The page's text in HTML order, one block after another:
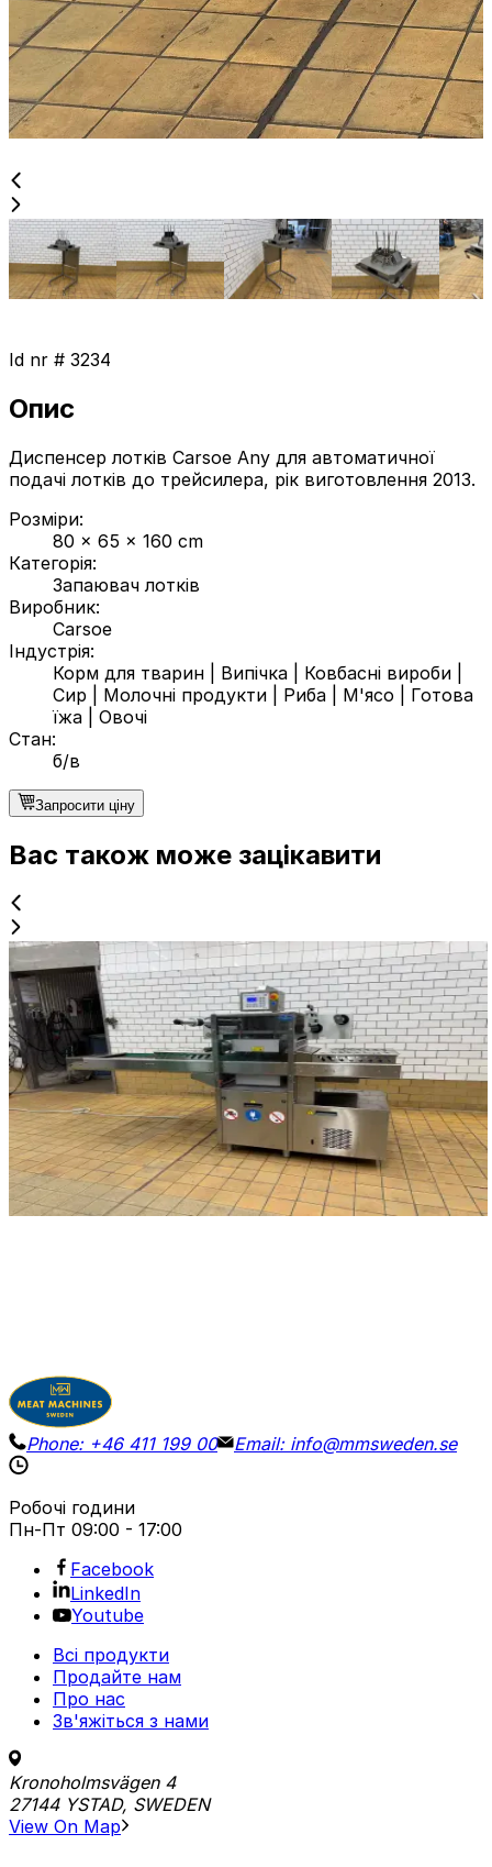
Id nr # 3234
Опис
Диспенсер лотків Carsoe Any для автоматичної
подачі лотків до трейсилера, рік виготовлення 2013.
Розміри:
80 x 65 x 160 cm
Категорія:
Запаювач лотків
Виробник:
Carsoe
Індустрія:
Корм для тварин
Випічка Ковбасні вироби
Сир
Молочні продукти Риба М'ясо
Готова
їжа
Овочі
Стан:
б/в
Запросити ціну
Вас також може зацікавити
б/в
DUNIFORM DF-46
ID NR 3279
260 x 90 x 160 cm
Трейсилер Duniform моделі DF-46 із вбудованим
вакуумним насосом і функцією газонаповнення/MAP.
Рік випуску: 2013. Розмір лотка: 220 x 175 мм.
Деталі
Запросити ціну
Phone: +46 411 199 00 Email: info@mmsweden.se
Робочі години
Пн-Пт 09:00 - 17:00
Facebook
LinkedIn
Youtube
Всі продукти
Продайте нам
Про нас
Зв'яжіться з нами
Kronoholmsvägen 4
27144 YSTAD, SWEDEN
View On Map